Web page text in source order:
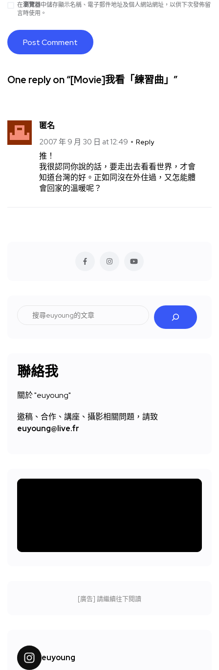
在瀏覽器中儲存顯示名稱、電子郵件地址及個人網站網址，以供下次發佈留
言時使用。
One reply on “[Movie]我看「練習曲」”
匿名
2007 年 9 月 30 日 at 12:49 Reply
推！
我很認同你說的話，要走出去看看世界，才會
知道台灣的好。正如同沒在外住過，又怎能體
會回家的溫暖呢？
聯絡我
關於 "euyoung"
邀稿、合作、講座、攝影相關問題，請致
euyoung@live.fr
[廣告] 請繼續往下閱讀
euyoung